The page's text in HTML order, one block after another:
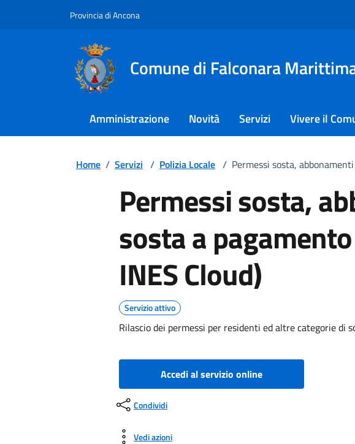
Provincia di Ancona
Comune di Falconara
Amministrazione Novità Servizi Vivere il
Home / Servizi / Polizia Locale / Permessi sosta,
Permessi sosta,
sosta a
INES Cloud)
Servizio attivo
Rilascio dei permessi per residenti ed altre categorie di
Accedi al servizio online
Condividi
Vedi azioni